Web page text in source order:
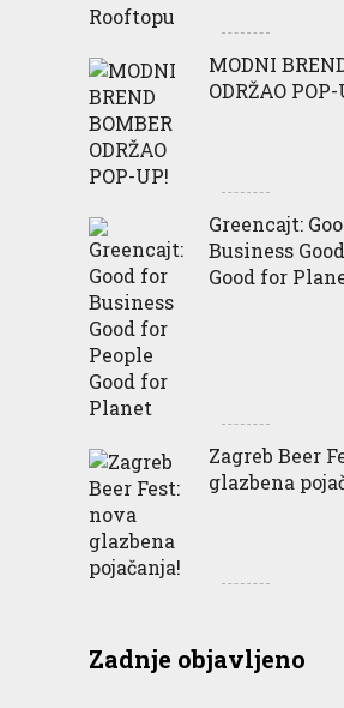
MODNI
ODRŽAO
Greencajt:
Business
Good for
Zagreb Beer
glazbena
Zadnje objavljeno